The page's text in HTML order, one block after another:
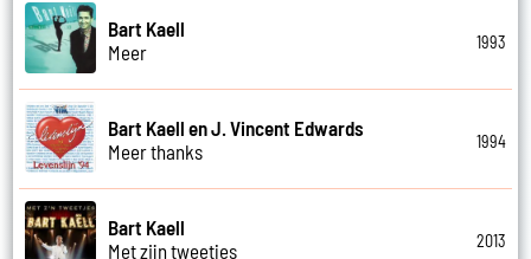
Bart Kaell
Meer
1993
Bart Kaell en J. Vincent Edwards
Meer thanks
1994
Bart Kaell
Met zijn tweetjes
2013